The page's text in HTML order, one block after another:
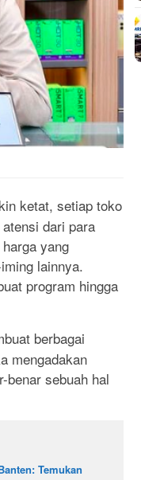
ketat, setiap toko
dari para
yang
lainnya.
program hingga
berbagai
mengadakan
benar sebuah hal
Temukan